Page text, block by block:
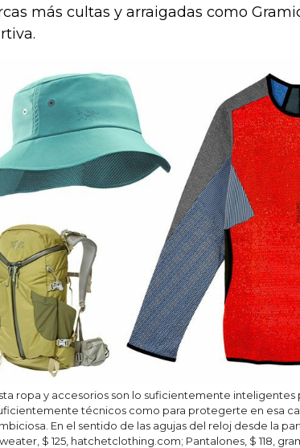
más cultas y arraigadas como
ropa y accesorios son lo suficientemente inteligentes
técnicos como para protegerte en esa
En el sentido de las agujas del reloj desde la
$ 125, hatchetclothing.com; Pantalones, $ 118,